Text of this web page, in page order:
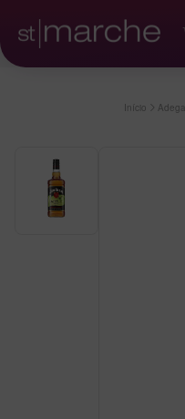
Início Adega